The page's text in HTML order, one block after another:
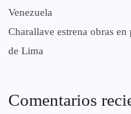
Venezuela
Charallave estrena obras
de Lima
Comentarios